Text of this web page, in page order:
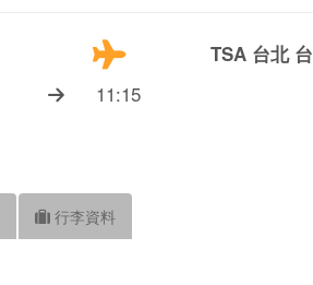
TSA 台北
11:15
行李資料